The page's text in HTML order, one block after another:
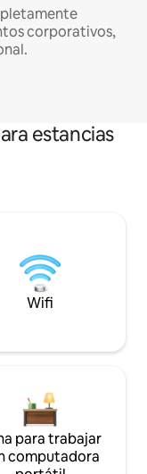
corporativos,
estancias
Wifi
para trabajar
computadora